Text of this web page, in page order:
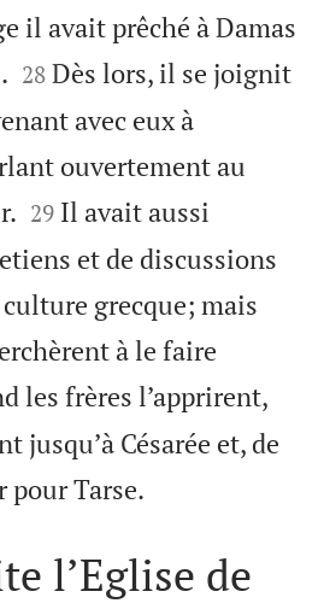
il avait prêché à Damas


28 Dès lors, il se joignit
avec eux à
ouvertement au


29 Il avait aussi
et de discussions
grecque; mais
à le faire
les frères l’apprirent,
jusqu’à Césarée et, de
Tarse.
l’Eglise de